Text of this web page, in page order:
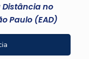
Distância no
Paulo (EAD)